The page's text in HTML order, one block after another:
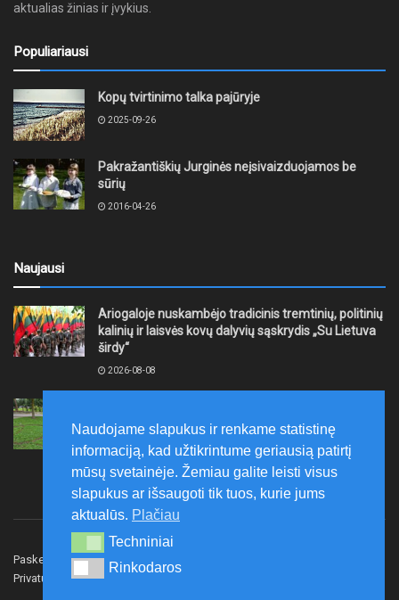
aktualias žinias ir įvykius.
Populiariausi
Kopų tvirtinimo talka pajūryje
2025-09-26
Pakražantiškių Jurginės neįsivaizduojamos be
sūrių
2016-04-26
Naujausi
Ariogaloje nuskambėjo tradicinis tremtinių, politinių
kalinių ir laisvės kovų dalyvių sąskrydis „Su Lietuva
širdy“
2026-08-08
laikytis Kelių eismo taisyklių, tausoti aplinką
2026-08-08
Paskelbk naujieną Rašyti redakcijai
Privatumo politika
Naudojame slapukus ir renkame statistinę
informaciją, kad užtikrintume geriausią patirtį
mūsų svetainėje. Žemiau galite leisti visus
slapukus ar išsaugoti tik tuos, kurie jums
aktualūs. Plačiau
Techniniai
Techniniai
Rinkodaros
Rinkodaros